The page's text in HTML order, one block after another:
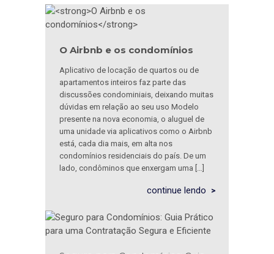
O Airbnb e os condomínios
Aplicativo de locação de quartos ou de
apartamentos inteiros faz parte das
discussões condominiais, deixando muitas
dúvidas em relação ao seu uso Modelo
presente na nova economia, o aluguel de
uma unidade via aplicativos como o Airbnb
está, cada dia mais, em alta nos
condomínios residenciais do país. De um
lado, condôminos que enxergam uma […]
continue lendo